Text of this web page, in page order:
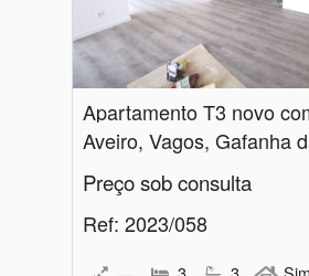
Aveiro, Vagos, Gafanha
Preço sob consulta
Ref: 2023/058